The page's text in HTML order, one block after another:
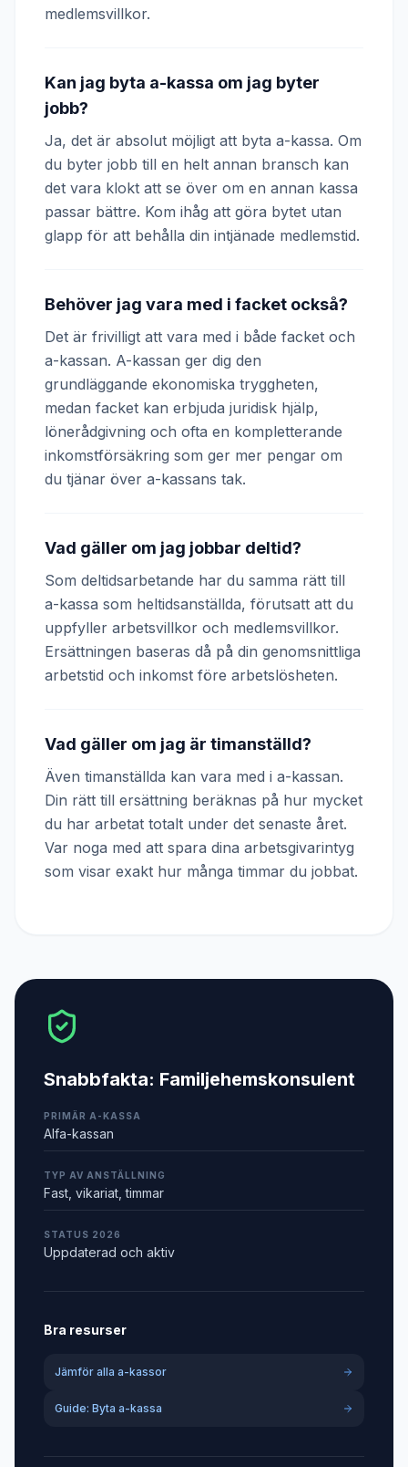
medlemsvillkor.
Kan jag byta a-kassa om jag byter
jobb?
Ja, det är absolut möjligt att byta a-kassa. Om
du byter jobb till en helt annan bransch kan
det vara klokt att se över om en annan kassa
passar bättre. Kom ihåg att göra bytet utan
glapp för att behålla din intjänade medlemstid.
Behöver jag vara med i facket också?
Det är frivilligt att vara med i både facket och
a-kassan. A-kassan ger dig den
grundläggande ekonomiska tryggheten,
medan facket kan erbjuda juridisk hjälp,
lönerådgivning och ofta en kompletterande
inkomstförsäkring som ger mer pengar om
du tjänar över a-kassans tak.
Vad gäller om jag jobbar deltid?
Som deltidsarbetande har du samma rätt till
a-kassa som heltidsanställda, förutsatt att du
uppfyller arbetsvillkor och medlemsvillkor.
Ersättningen baseras då på din genomsnittliga
arbetstid och inkomst före arbetslösheten.
Vad gäller om jag är timanställd?
Även timanställda kan vara med i a-kassan.
Din rätt till ersättning beräknas på hur mycket
du har arbetat totalt under det senaste året.
Var noga med att spara dina arbetsgivarintyg
som visar exakt hur många timmar du jobbat.
Snabbfakta: Familjehemskonsulent
PRIMÄR A-KASSA
Alfa-kassan
TYP AV ANSTÄLLNING
Fast, vikariat, timmar
STATUS 2026
Uppdaterad och aktiv
Bra resurser
Jämför alla a-kassor
Guide: Byta a-kassa